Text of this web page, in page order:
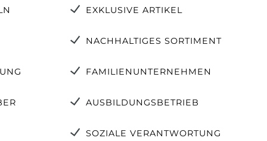
EXKLUSIVE ARTIKEL
NACHHALTIGES SORTIMENT
FAMILIENUNTERNEHMEN
AUSBILDUNGSBETRIEB
SOZIALE VERANTWORTUNG